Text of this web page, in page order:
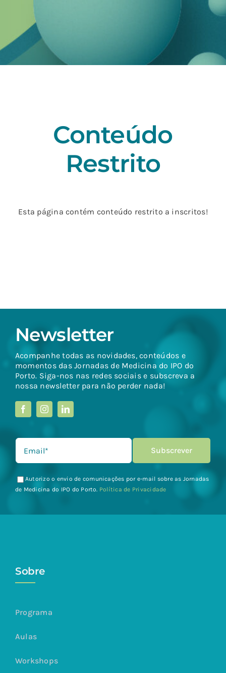
Conteúdo
Restrito
Esta página contém conteúdo restrito a inscritos!
Newsletter
Acompanhe todas as novidades, conteúdos e
momentos das Jornadas de Medicina do IPO do
Porto. Siga-nos nas redes sociais e subscreva a
nossa newsletter para não perder nada!
Autorizo o envio de comunicações por e-mail sobre as Jornadas
de Medicina do IPO do Porto. Política de Privacidade
Sobre
Programa
Aulas
Workshops